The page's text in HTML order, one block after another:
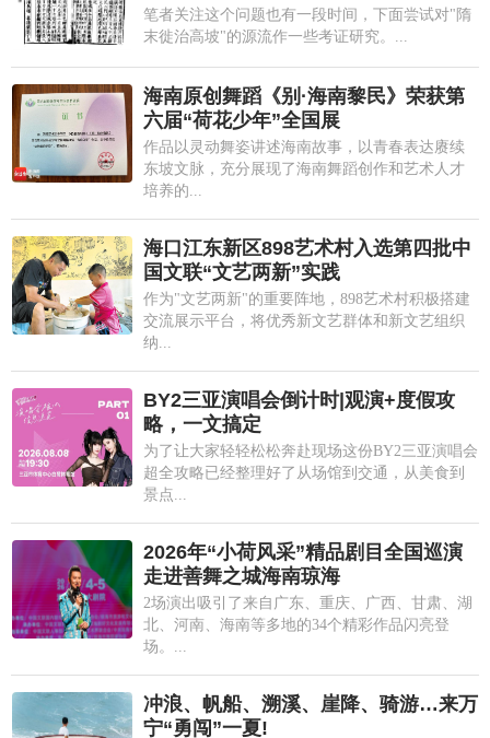
笔者关注这个问题也有一段时间，下面尝试对"隋
末徙治高坡"的源流作一些考证研究。...
海南原创舞蹈《别·海南黎民》荣获第
六届“荷花少年”全国展
作品以灵动舞姿讲述海南故事，以青春表达赓续
东坡文脉，充分展现了海南舞蹈创作和艺术人才
培养的...
海口江东新区898艺术村入选第四批中
国文联“文艺两新”实践
作为"文艺两新"的重要阵地，898艺术村积极搭建
交流展示平台，将优秀新文艺群体和新文艺组织
纳...
BY2三亚演唱会倒计时|观演+度假攻
略，一文搞定
为了让大家轻轻松松奔赴现场这份BY2三亚演唱会
超全攻略已经整理好了从场馆到交通，从美食到
景点...
2026年“小荷风采”精品剧目全国巡演
走进善舞之城海南琼海
2场演出吸引了来自广东、重庆、广西、甘肃、湖
北、河南、海南等多地的34个精彩作品闪亮登
场。...
冲浪、帆船、溯溪、崖降、骑游…来万
宁“勇闯”一夏!